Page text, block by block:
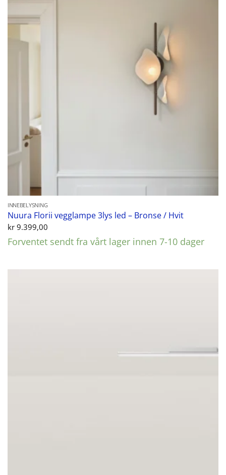
INNEBELYSNING
Nuura Florii vegglampe 3lys led – Bronse / Hvit
kr9.399,00
Forventet sendt fra vårt lager innen 7-10 dager